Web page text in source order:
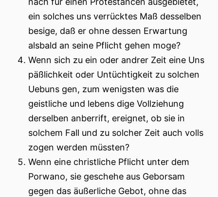
ein solches uns verrücktes Maß desselben
besige, daß er ohne dessen Erwartung
alsbald an seine Pflicht gehen moge?
Wenn sich zu ein oder andrer Zeit eine Uns
päßlichkeit oder Untüchtigkeit zu solchen
Uebuns gen, zum wenigsten was die
geistliche und lebens dige Vollziehung
derselben anberrift, ereignet, ob sie in
solchem Fall und zu solcher Zeit auch volls
zogen werden müssten?
Wenn eine christliche Pflicht unter dem
Porwano, sie geschehe aus Geborsam
gegen das äußerliche Gebot, ohne das